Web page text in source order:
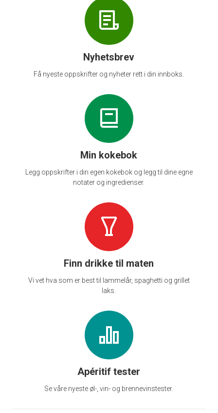
Nyhetsbrev
Få nyeste oppskrifter og nyheter rett i din innboks.
Min kokebok
Legg oppskrifter i din egen kokebok og legg til dine egne
notater og ingredienser.
Finn drikke til maten
Vi vet hva som er best til lammelår, spaghetti og grillet
laks.
Apéritif tester
Se våre nyeste øl-, vin- og brennevinstester.